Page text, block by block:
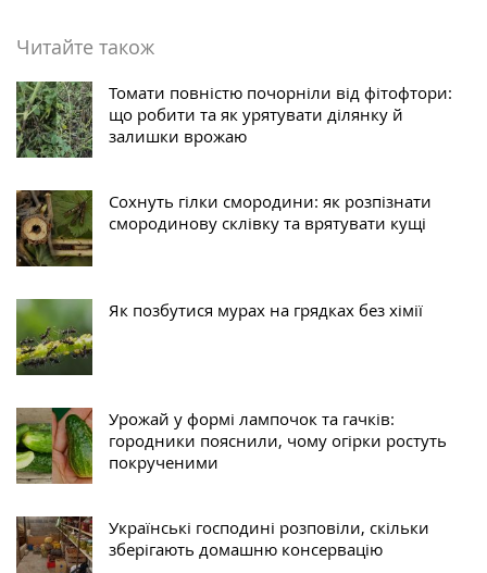
Читайте також
Томати повністю почорніли від фітофтори:
що робити та як урятувати ділянку й
залишки врожаю
Сохнуть гілки смородини: як розпізнати
смородинову склівку та врятувати кущі
Як позбутися мурах на грядках без хімії
Урожай у формі лампочок та гачків:
городники пояснили, чому огірки ростуть
покрученими
Українські господині розповіли, скільки
зберігають домашню консервацію